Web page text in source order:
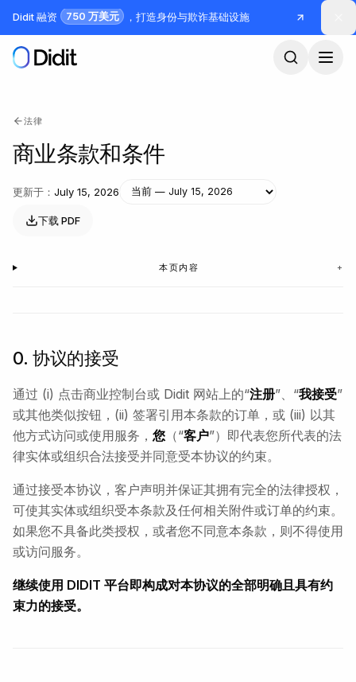
跳到主要内容
Didit 融资 750 万美元 ，打造身份与欺诈基础设施
法律
商业条款和条件
更新于 ： July 15, 2026
下载 PDF
本页内容 +
0. 协议的接受
通过 (i) 点击商业控制台或 Didit 网站上的“注册”、“我接受”
或其他类似按钮，(ii) 签署引用本条款的订单，或 (iii) 以其
他方式访问或使用服务， 您 （“客户”）即代表您所代表的法
律实体或组织合法接受并同意受本协议的约束。
通过接受本协议，客户声明并保证其拥有完全的法律授权，
可使其实体或组织受本条款及任何相关附件或订单的约束。
如果您不具备此类授权，或者您不同意本条款，则不得使用
或访问服务。
继续使用 DIDIT 平台即构成对本协议的全部明确且具有约
束力的接受。